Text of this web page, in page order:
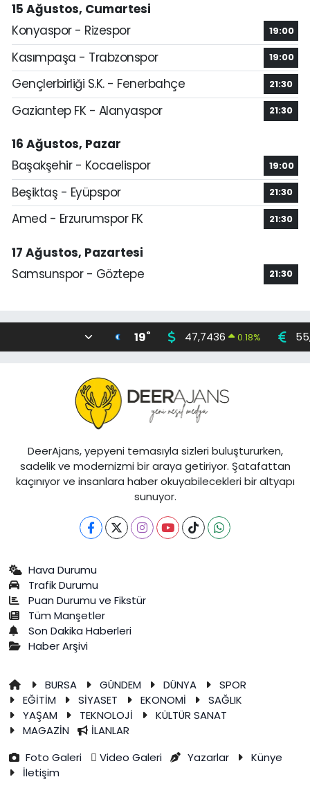
15 Ağustos, Cumartesi
Konyaspor - Rizespor
19:00
Kasımpaşa - Trabzonspor 19:00
Gençlerbirliği S.K. - Fenerbahçe 21:30
Gaziantep FK - Alanyaspor 21:30
16 Ağustos, Pazar
Başakşehir - Kocaelispor
19:00
Beşiktaş - Eyüpspor 21:30
Amed - Erzurumspor FK 21:30
17 Ağustos, Pazartesi
Samsunspor - Göztepe
21:30
19° 47,7436 0.18%
DeerAjans, yepyeni temasıyla sizleri buluştururken,
sadelik ve modernizmi bir araya getiriyor. Şatafattan
kaçınıyor ve insanlara haber okuyabilecekleri bir altyapı
sunuyor.
Hava Durumu
Trafik Durumu
Puan Durumu ve Fikstür
Tüm Manşetler
Son Dakika Haberleri
Haber Arşivi
BURSA GÜNDEM DÜNYA
SPOR
EĞİTİM
SİYASET EKONOMİ
SAĞLIK
YAŞAM
TEKNOLOJİ
KÜLTÜR SANAT
MAGAZİN
İLANLAR
Foto Galeri
Video Galeri Yazarlar
Künye
İletişim